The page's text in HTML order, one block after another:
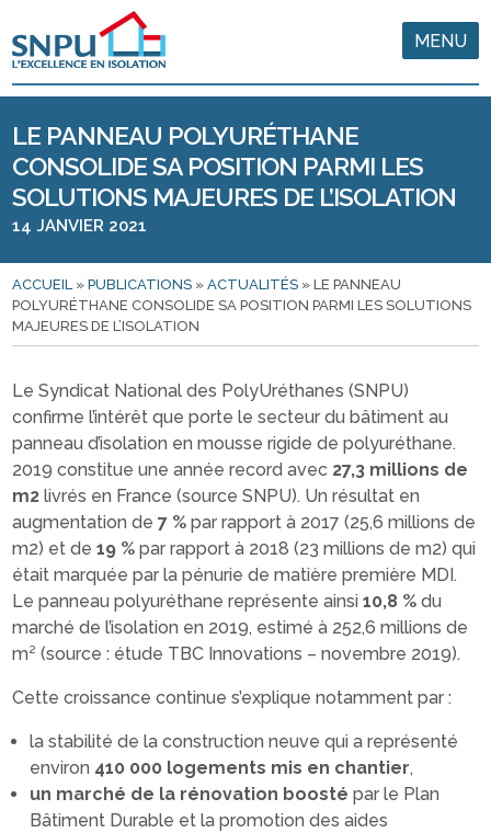
MENU
LE PANNEAU POLYURÉTHANE
CONSOLIDE SA POSITION PARMI LES
SOLUTIONS MAJEURES DE L’ISOLATION
14 JANVIER 2021
ACCUEIL»PUBLICATIONS »ACTUALITÉS »LE PANNEAU
POLYURÉTHANE CONSOLIDE SA POSITION PARMI LES SOLUTIONS
MAJEURES DE L’ISOLATION
Le Syndicat National des PolyUréthanes (SNPU)
confirme l’intérêt que porte le secteur du bâtiment au
panneau d’isolation en mousse rigide de polyuréthane.
2019 constitue une année record avec 27,3 millions de
m2 livrés en France (source SNPU). Un résultat en
augmentation de7 % par rapport à 2017 (25,6 millions de
m2) et de19 % par rapport à 2018 (23 millions de m2) qui
était marquée par la pénurie de matière première MDI.
Le panneau polyuréthane représente ainsi10,8 % du
marché de l’isolation en 2019, estimé à 252,6 millions de
m² (source : étude TBC Innovations – novembre 2019).
Cette croissance continue s’explique notamment par :
la stabilité de la construction neuve qui a représenté
environ 410 000 logements mis en chantier,
un marché de la rénovation boosté par le Plan
Bâtiment Durable et la promotion des aides